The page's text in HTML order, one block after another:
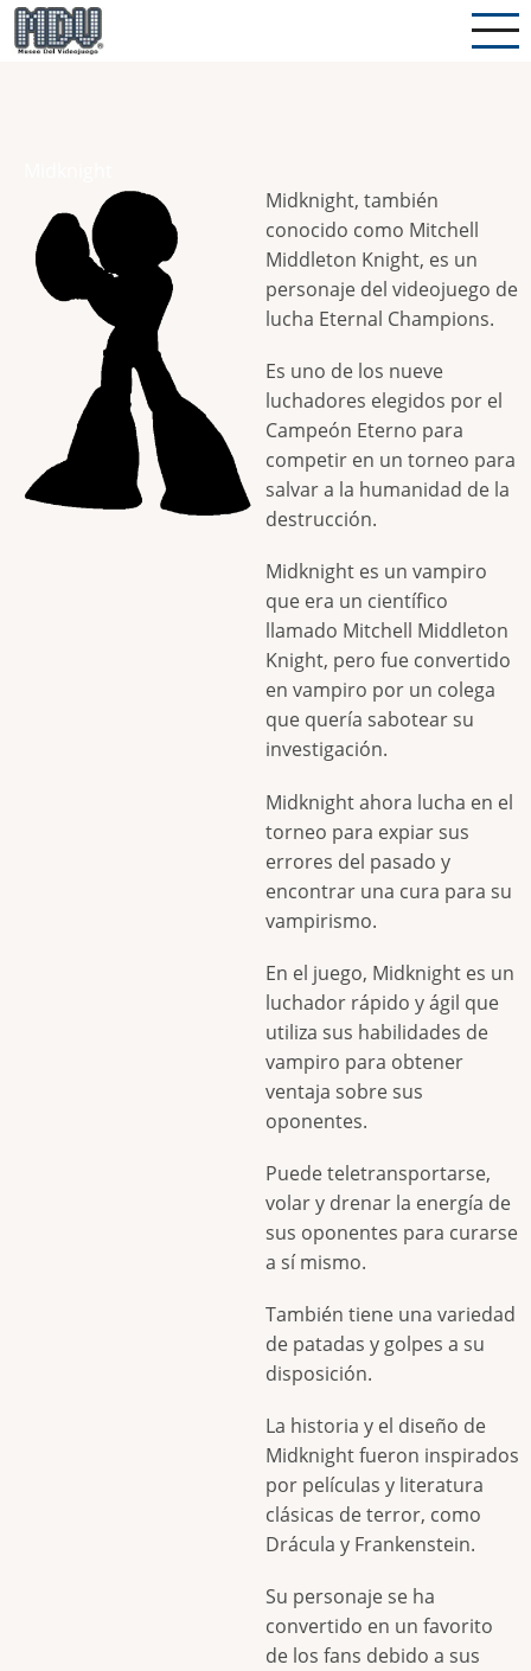
Pasar
al
Midknight, también
conocido como Mitchell
Middleton Knight, es un
personaje del videojuego de
lucha Eternal Champions.
Es uno de los nueve
luchadores elegidos por el
Campeón Eterno para
competir en un torneo para
salvar a la humanidad de la
destrucción.
Midknight es un vampiro
que era un científico
llamado Mitchell Middleton
Knight, pero fue convertido
en vampiro por un colega
que quería sabotear su
investigación.
Midknight ahora lucha en el
torneo para expiar sus
errores del pasado y
encontrar una cura para su
vampirismo.
En el juego, Midknight es un
luchador rápido y ágil que
utiliza sus habilidades de
vampiro para obtener
ventaja sobre sus
oponentes.
Puede teletransportarse,
volar y drenar la energía de
sus oponentes para curarse
a sí mismo.
También tiene una variedad
de patadas y golpes a su
disposición.
La historia y el diseño de
Midknight fueron inspirados
por películas y literatura
clásicas de terror, como
Drácula y Frankenstein.
Su personaje se ha
convertido en un favorito
de los fans debido a sus